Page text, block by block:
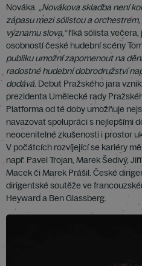
Nováka. „Novákova skladba není
zápasu mezi sólistou a
významu slova,“říká sólista večera,
osobností české hudební scény
publiku umožní zapomenout na
radostné hudební dobrodružství
dodává. Debut Pražského jara
prezidenta Umělecké rady
Platforma od té doby umožňuje
navazovat spolupráci s nejlepšími
neocenitelné zkušenosti i prostor
V počátcích rozvíjející se kariéry
např. Pavel Trojan, Marek Šedivý,
Macek či Marek Prášil. České
dirigentské soutěže ve
Heyward a Ben Glassberg.